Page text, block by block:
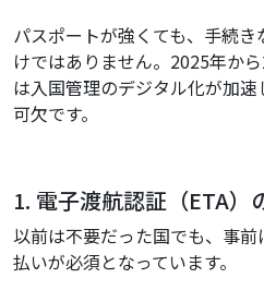
パスポートが強くても、手続
けではありません。2025年か
は入国管理のデジタル化が加
可欠です。
1. 電子渡航認証（ETA）
以前は不要だった国でも、事
払いが必須となっています。